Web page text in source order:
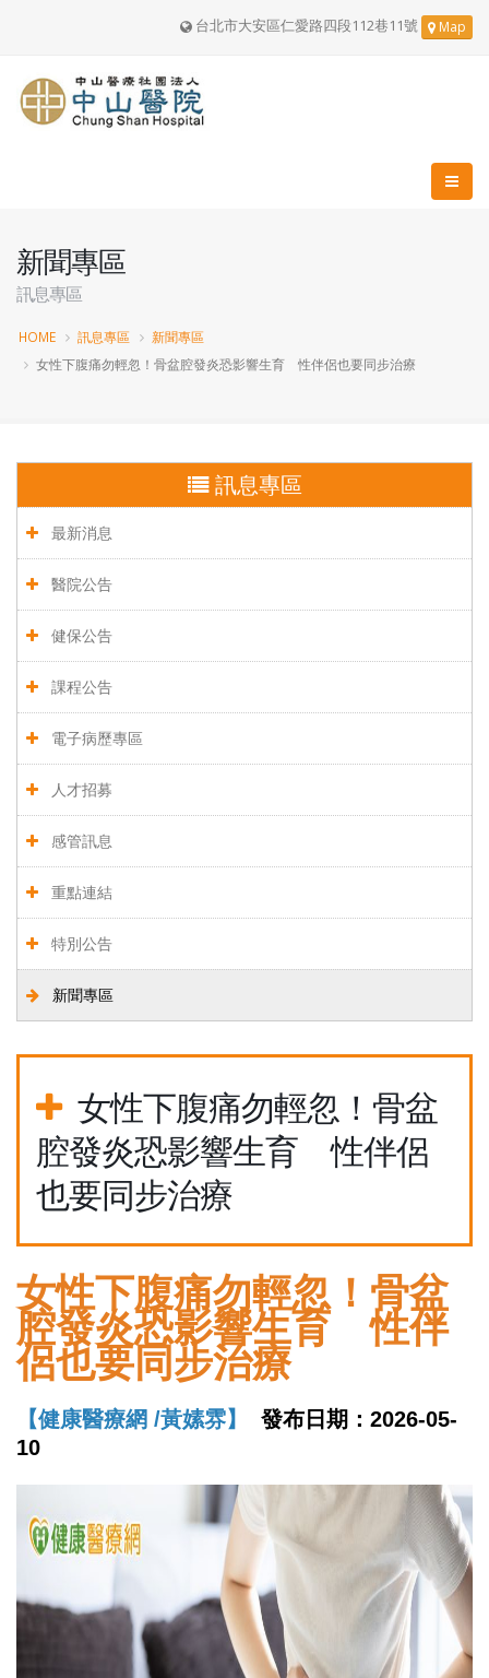
台北市大安區仁愛路四段112巷11號 Map
新聞專區
訊息專區
HOME 訊息專區
新聞專區
女性下腹痛勿輕忽！骨盆腔發炎恐影響生育 性伴侶也要同步治療
訊息專區
最新消息
醫院公告
健保公告
課程公告
電子病歷專區
人才招募
感管訊息
重點連結
特別公告
新聞專區
女性下腹痛勿輕忽！骨盆
腔發炎恐影響生育 性伴侶
也要同步治療
女性下腹痛勿輕忽！骨盆
腔發炎恐影響生育 性伴
侶也要同步治療
【健康醫療網 /黃嫊雰】
發布日期：2026-05-
10